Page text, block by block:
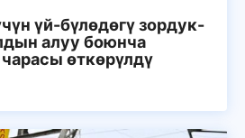
үй-бүлөдөгү зордук-
алуу боюнча
өткөрүлдү